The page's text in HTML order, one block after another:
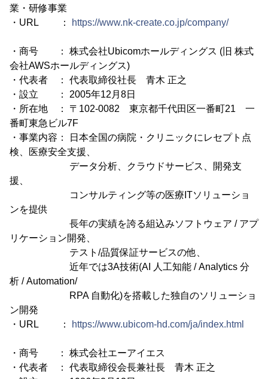
業・研修事業
・URL ：
https://www.nk-create.co.jp/company/
・商号 ： 株式会社Ubicomホールディングス (旧 株式
会社AWSホールディングス)
・代表者 ： 代表取締役社長 青木 正之
・設立 ： 2005年12月8日
・所在地 ： 〒102-0082 東京都千代田区一番町21 一
番町東急ビル7F
・事業内容： 日本全国の病院・クリニックにレセプト点
検、医療安全支援、
データ分析、クラウドサービス、開発支
援、
コンサルティング等の医療ITソリューショ
ンを提供
長年の実績を誇る組込みソフトウェア / アプ
リケーション開発、
テスト/品質保証サービスの他、
近年では3A技術(AI 人工知能 / Analytics 分
析 / Automation/
RPA 自動化)を搭載した独自のソリューショ
ン開発
・URL ：
https://www.ubicom-hd.com/ja/index.html
・商号 ： 株式会社エーアイエス
・代表者 ： 代表取締役会長兼社長 青木 正之